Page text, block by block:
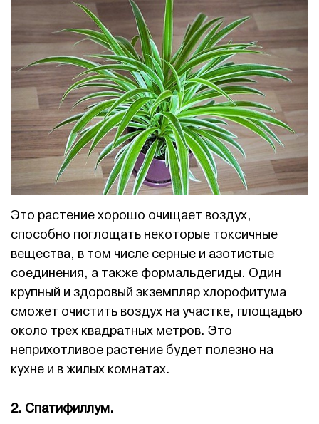
Это растение хорошо очищает воздух,
способно поглощать некоторые токсичные
вещества, в том числе серные и азотистые
соединения, а также формальдегиды. Один
крупный и здоровый экземпляр хлорофитума
сможет очистить воздух на участке, площадью
около трех квадратных метров. Это
неприхотливое растение будет полезно на
кухне и в жилых комнатах.
2. Спатифиллум.